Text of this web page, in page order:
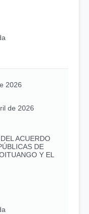
2026
de 2026
ACUERDO
DE
Y EL